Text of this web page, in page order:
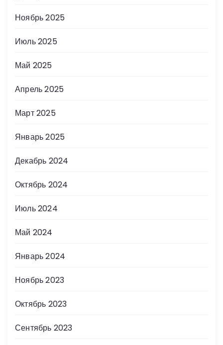
Ноябрь 2025
Июль 2025
Май 2025
Апрель 2025
Март 2025
Январь 2025
Декабрь 2024
Октябрь 2024
Июль 2024
Май 2024
Январь 2024
Ноябрь 2023
Октябрь 2023
Сентябрь 2023